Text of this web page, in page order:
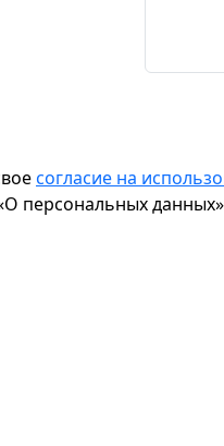
согласие на
персональных данных»